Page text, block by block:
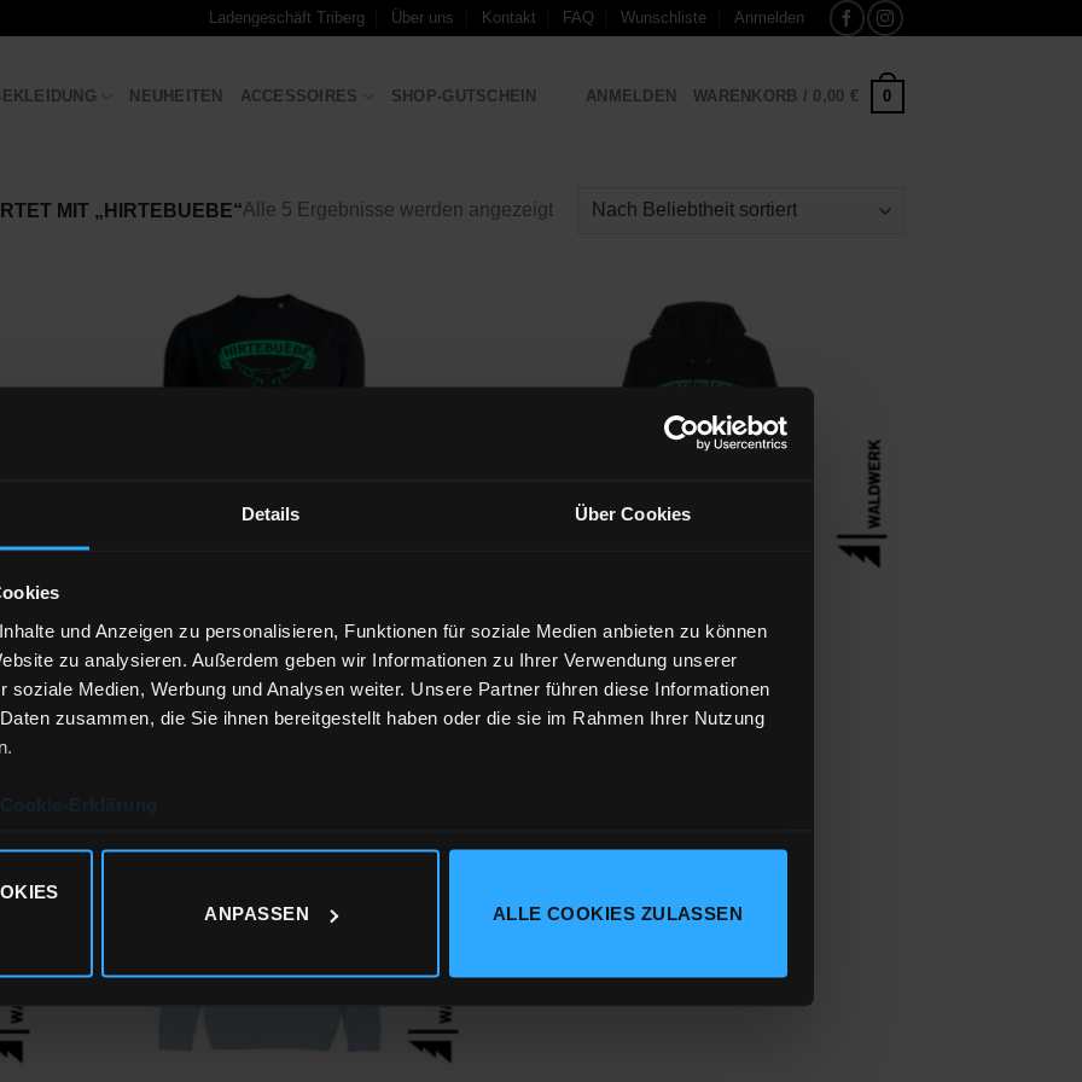
Details Über Cookies
und Anzeigen zu personalisieren, Funktionen für soziale Medien anbieten zu können
zu analysieren. Außerdem geben wir Informationen zu Ihrer Verwendung unserer
soziale Medien, Werbung und Analysen weiter. Unsere Partner führen diese Informationen
zusammen, die Sie ihnen bereitgestellt haben oder die sie im Rahmen Ihrer Nutzung
Cookie-Erklärung
ANPASSEN ALLE COOKIES ZULASSEN
Ladengeschäft Triberg Über uns Kontakt FAQ Wunschliste Anmelden
NEUHEITEN ACCESSOIRES SHOP-GUTSCHEIN ANMELDEN WARENKORB / 0,00 € 0
MIT „HIRTEBUEBE“Alle 5 Ergebnisse werden angezeigtNach
HIRTEBUEBE – BLACK FOREST
49,90€
inkl. MwSt. zzgl. Versandkosten
HIRTEBUEBE – BLACK FOREST
69,90€
inkl. MwSt. zzgl.Versandkosten
Wunschliste